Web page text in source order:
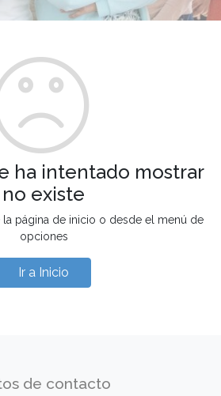
ha intentado mostrar
no existe
la página de inicio o desde el menú de
opciones
Ir a Inicio
de contacto